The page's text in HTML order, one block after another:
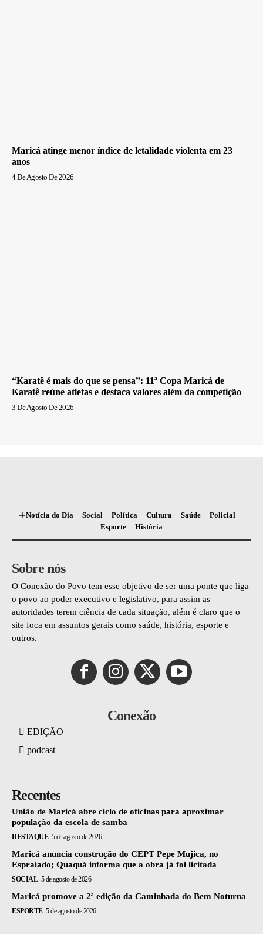
Maricá atinge menor índice de letalidade violenta em 23
anos
4 De Agosto De 2026
“Karatê é mais do que se pensa”: 11ª Copa Maricá de
Karatê reúne atletas e destaca valores além da competição
3 De Agosto De 2026
Notícia do Dia Social Política Cultura Saúde
Policial
Esporte
História
Sobre nós
O Conexão do Povo tem esse objetivo de ser uma ponte que liga
o povo ao poder executivo e legislativo, para assim as
autoridades terem ciência de cada situação, além é claro que o
site foca em assuntos gerais como saúde, história, esporte e
outros.
Conexão
EDIÇÃO
podcast
Recentes
União de Maricá abre ciclo de oficinas para aproximar
população da escola de samba
DESTAQUE 5 de agosto de 2026
Maricá anuncia construção do CEPT Pepe Mujica, no
Espraiado; Quaquá informa que a obra já foi licitada
SOCIAL 5 de agosto de 2026
Maricá promove a 2ª edição da Caminhada do Bem Noturna
ESPORTE 5 de agosto de 2026